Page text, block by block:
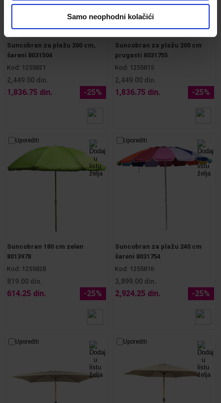
Samo neophodni kolačići
Suncobran za plažu 200 cm,
šareni 8031504
Kod: 1255821
2,449.00 din.
1,836.75 din. -25%
Suncobran za plažu 200 cm
prugasti 8031755
Kod: 1255815
2,449.00 din.
1,836.75 din. -25%
Uporediti
Suncobran 180 cm zelen
8013978
Kod: 1255828
819.00 din.
614.25 din. -25%
Uporediti
Suncobran za plažu 240 cm
šareni 8031754
Kod: 1255816
3,899.00 din.
2,924.25 din. -25%
Uporediti Uporediti